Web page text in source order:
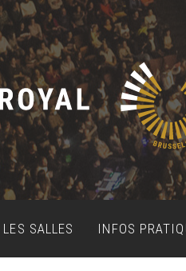
LES SALLES INFOS